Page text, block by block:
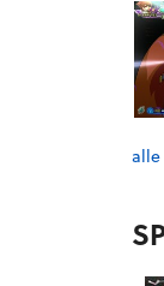
alle